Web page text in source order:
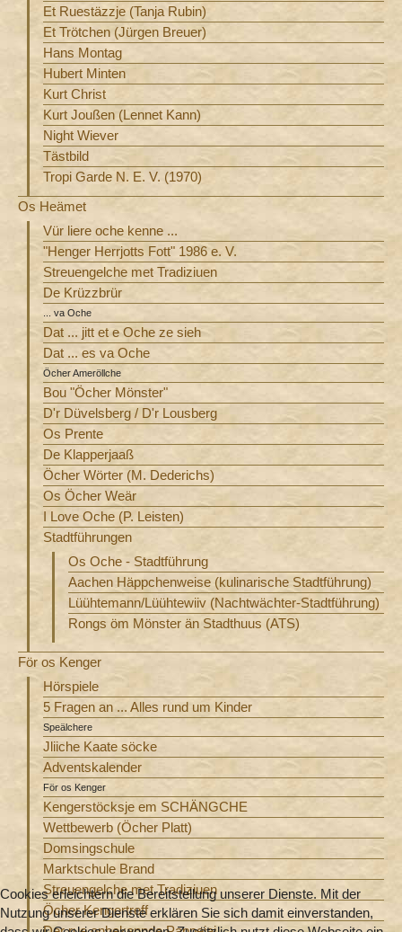
Et Ruestäzzje (Tanja Rubin)
Et Trötchen (Jürgen Breuer)
Hans Montag
Hubert Minten
Kurt Christ
Kurt Joußen (Lennet Kann)
Night Wiever
Tästbild
Tropi Garde N. E. V. (1970)
Os Heämet
Vür liere oche kenne ...
"Henger Herrjotts Fott" 1986 e. V.
Streuengelche met Tradiziuen
De Krüzzbrür
... va Oche
Dat ... jitt et e Oche ze sieh
Dat ... es va Oche
Öcher Ameröllche
Bou "Öcher Mönster"
D'r Düvelsberg / D'r Lousberg
Os Prente
De Klapperjaaß
Öcher Wörter (M. Dederichs)
Os Öcher Weär
I Love Oche (P. Leisten)
Stadtführungen
Os Oche - Stadtführung
Aachen Häppchenweise (kulinarische Stadtführung)
Lüühtemann/Lüühtewiiv (Nachtwächter-Stadtführung)
Rongs öm Mönster än Stadthuus (ATS)
För os Kenger
Hörspiele
5 Fragen an ... Alles rund um Kinder
Speälchere
Jliiche Kaate söcke
Adventskalender
För os Kenger
Kengerstöcksje em SCHÄNGCHE
Wettbewerb (Öcher Platt)
Domsingschule
Marktschule Brand
Streuengelche met Tradiziuen
Öcher Kengertreff
Cookies erleichtern die Bereitstellung unserer Dienste. Mit der
Nutzung unserer Dienste erklären Sie sich damit einverstanden,